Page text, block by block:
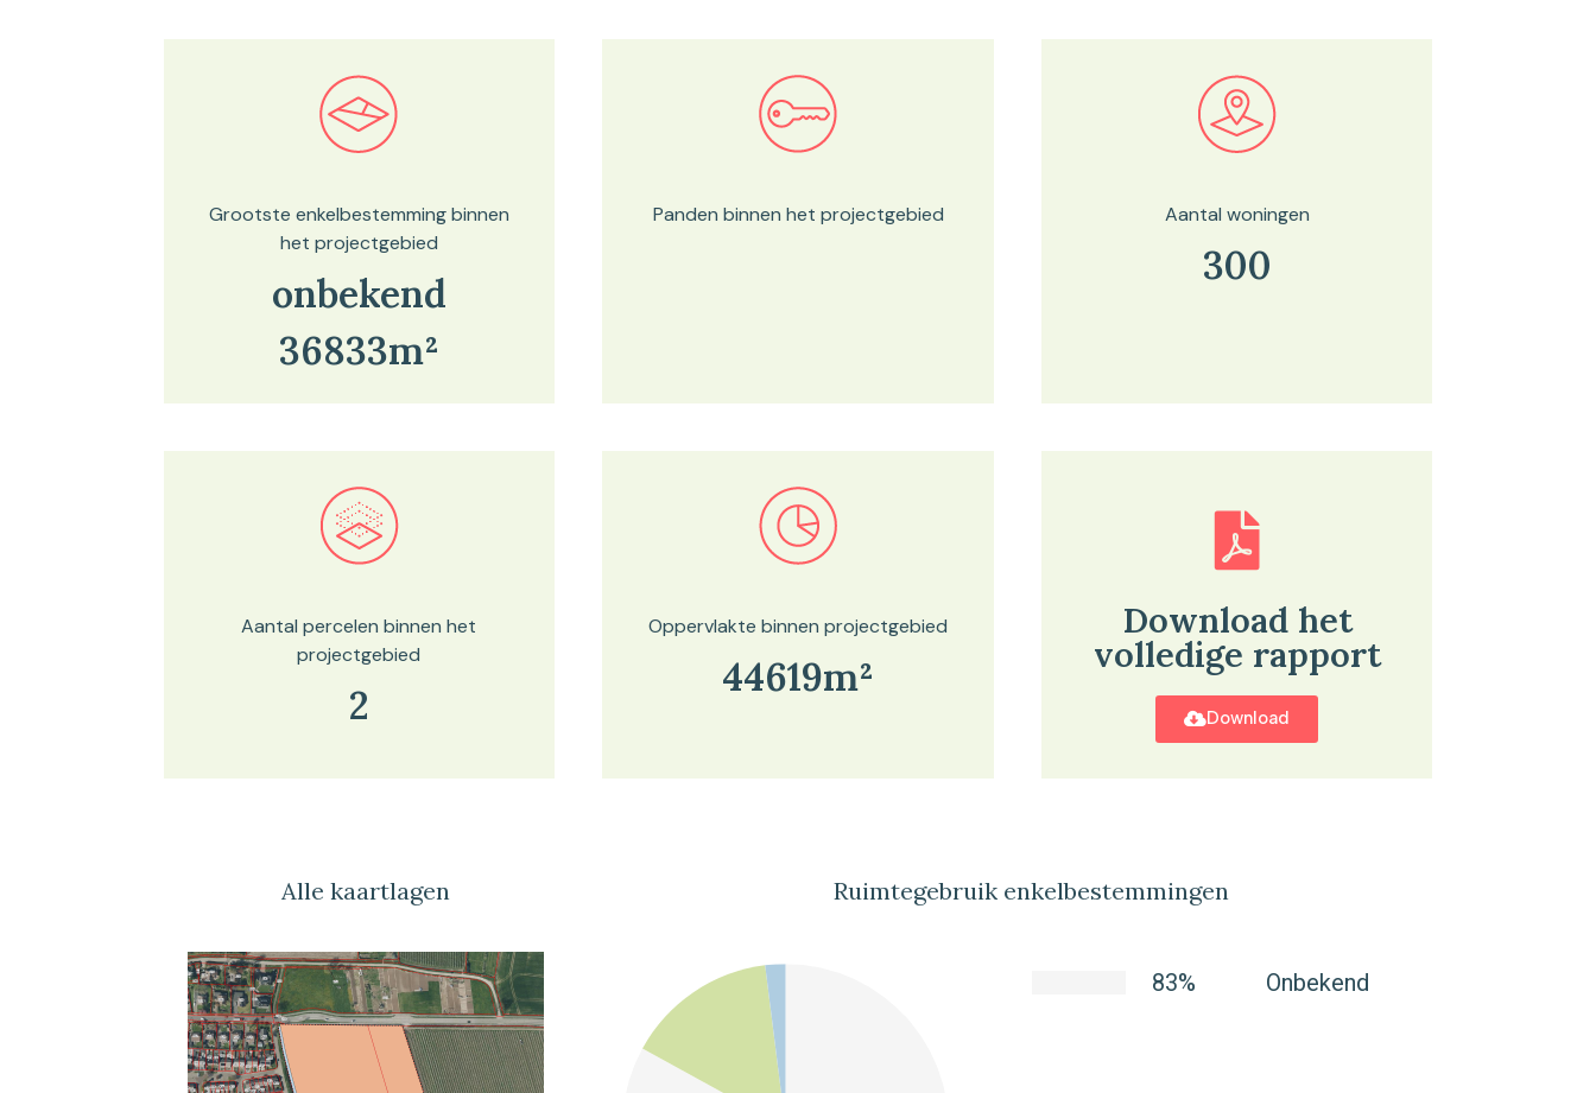
Bekijk in onze kaartviewer
Grootste enkelbestemming binnen
het projectgebied
onbekend
36833m²
Bekijk in onze kaartviewer
Panden binnen het projectgebied
Bekijk in onze kaartviewer
Aantal woningen
300
Bekijk in onze kaartviewer
Aantal percelen binnen het
projectgebied
2
Bekijk in onze kaartviewer
Oppervlakte binnen projectgebied
44619m²
Download het
volledige rapport
Download
Alle kaartlagen Ruimtegebruik enkelbestemmingen
83% Onbekend